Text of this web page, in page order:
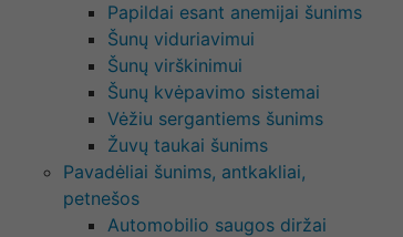
Papildai esant anemijai šunims
Šunų viduriavimui
Šunų virškinimui
Šunų kvėpavimo sistemai
Vėžiu sergantiems šunims
Žuvų taukai šunims
Pavadėliai šunims, antkakliai,
petnešos
Automobilio saugos diržai